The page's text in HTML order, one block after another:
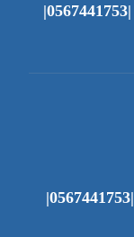
تركيب جبس بورد في راس الخيمة |0567441753|
فك وتركيب غرف نوم في عجمان |0567441753|